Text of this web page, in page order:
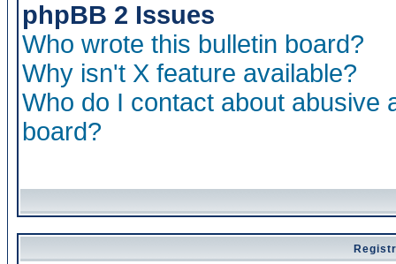
phpBB 2 Issues
Who wrote this bulletin board?
Why isn't X feature available?
Who do I contact about abusive
board?